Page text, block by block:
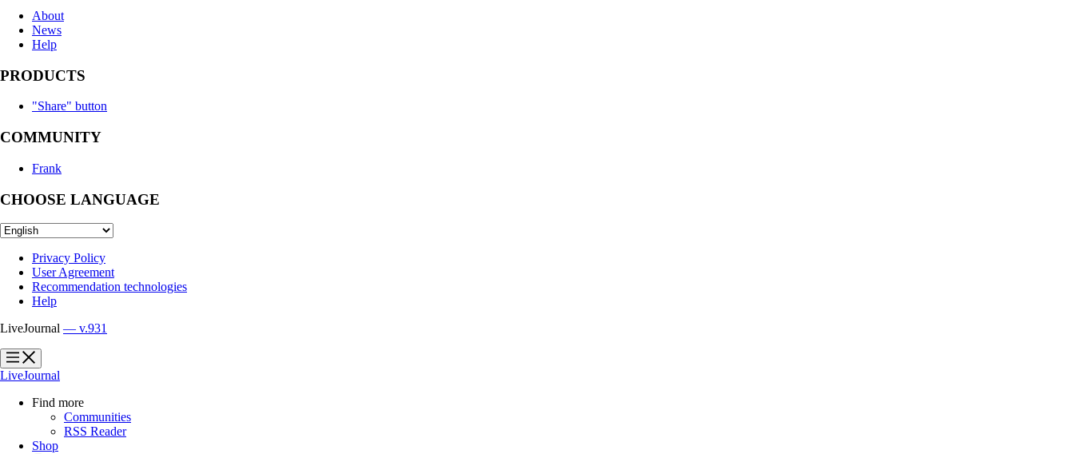
About
News
Help
PRODUCTS
"Share" button
COMMUNITY
Frank
CHOOSE LANGUAGE
Privacy Policy
User Agreement
Recommendation technologies
Help
LiveJournal — v.931
?
?
LiveJournal
Find more
Communities
RSS Reader
Shop